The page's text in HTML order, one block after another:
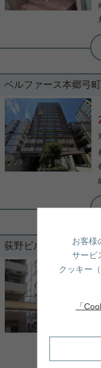
実用春日ホーム 小石
紹
写真(9)
実用春日ホーム 千石店
す！
写真(9)
ベルファース本郷弓
実用春日ホーム 春日町
写真(9)
荻野ビル 601
実用春日ホーム 小石
お客様
サービ
クッキー
「